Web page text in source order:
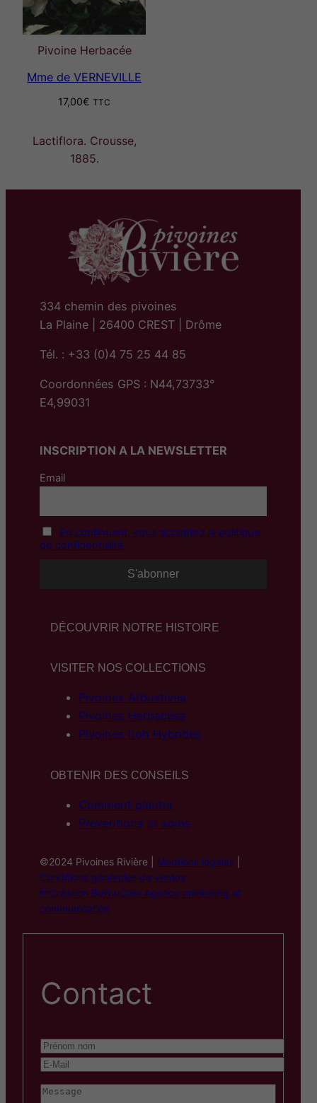
Pivoine Herbacée
Mme de VERNEVILLE
17,00€ TTC
Lactiflora. Crousse,
1885.
334 chemin des pivoines
La Plaine | 26400 CREST | Drôme
Tél. : +33 (0)4 75 25 44 85
Coordonnées GPS : N44,73733°
E4,99031
INSCRIPTION A LA NEWSLETTER
Email
En continuant, vous acceptez la politique
de confidentialité
DÉCOUVRIR NOTRE HISTOIRE
VISITER NOS COLLECTIONS
Pivoines Arbustives
Pivoines Herbacées
Pivoines Itoh Hybrides
OBTENIR DES CONSEILS
Comment planter
Préventions et soins
©2024 Pivoines Rivière | Mentions légales
Conditions générales de ventes
Création BeYouCrea Agence marketing et
communication
Contact